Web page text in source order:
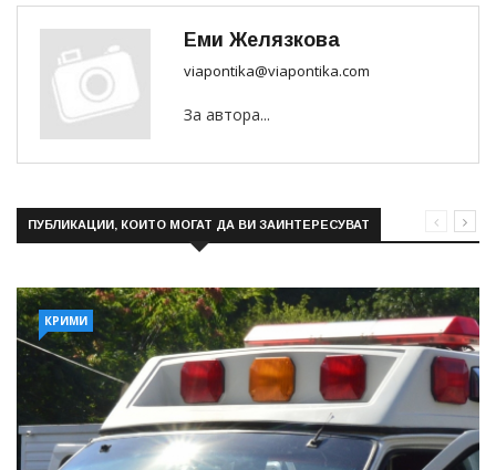
Еми Желязкова
viapontika@viapontika.com
За автора...
ПУБЛИКАЦИИ, КОИТО МОГАТ ДА ВИ ЗАИНТЕРЕСУВАТ
КРИМИ